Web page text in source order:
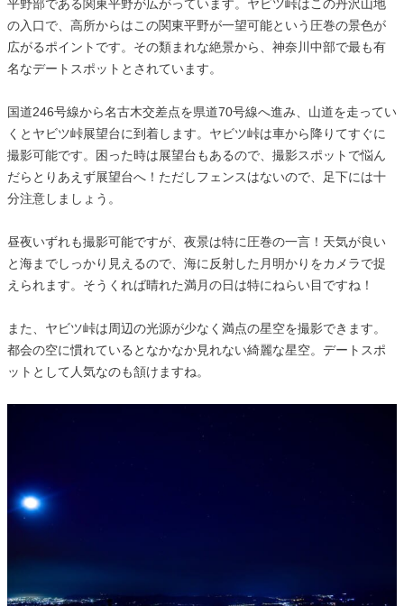
平野部である関東平野が広がっています。ヤビツ峠はこの丹沢山地
の入口で、高所からはこの関東平野が一望可能という圧巻の景色が
広がるポイントです。その類まれな絶景から、神奈川中部で最も有
名なデートスポットとされています。
国道246号線から名古木交差点を県道70号線へ進み、山道を走ってい
くとヤビツ峠展望台に到着します。ヤビツ峠は車から降りてすぐに
撮影可能です。困った時は展望台もあるので、撮影スポットで悩ん
だらとりあえず展望台へ！ただしフェンスはないので、足下には十
分注意しましょう。
昼夜いずれも撮影可能ですが、夜景は特に圧巻の一言！天気が良い
と海までしっかり見えるので、海に反射した月明かりをカメラで捉
えられます。そうくれば晴れた満月の日は特にねらい目ですね！
また、ヤビツ峠は周辺の光源が少なく満点の星空を撮影できます。
都会の空に慣れているとなかなか見れない綺麗な星空。デートスポ
ットとして人気なのも頷けますね。